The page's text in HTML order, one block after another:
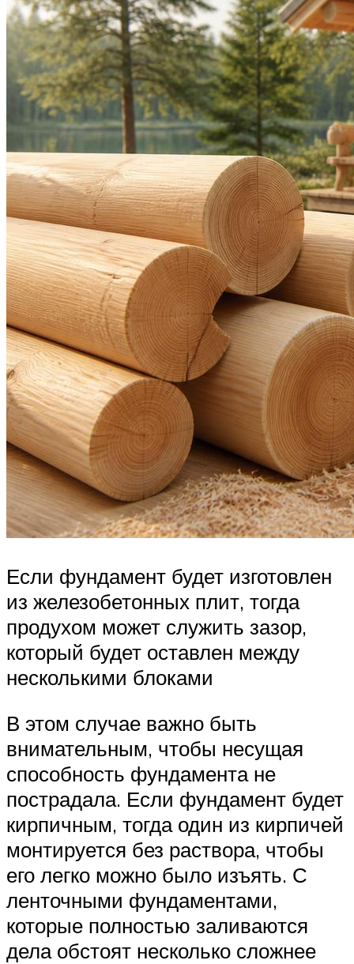
Если фундамент будет изготовлен
из железобетонных плит, тогда
продухом может служить зазор,
который будет оставлен между
несколькими блоками
В этом случае важно быть
внимательным, чтобы несущая
способность фундамента не
пострадала. Если фундамент будет
кирпичным, тогда один из кирпичей
монтируется без раствора, чтобы
его легко можно было изъять. С
ленточными фундаментами,
которые полностью заливаются
дела обстоят несколько сложнее